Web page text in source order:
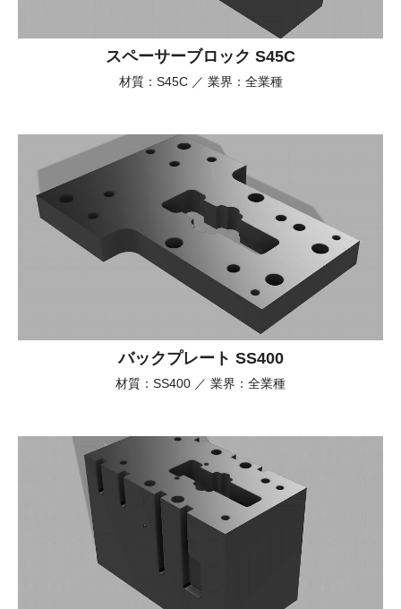
スペーサーブロック S45C
材質：S45C ／ 業界：全業種
バックプレート SS400
材質：SS400 ／ 業界：全業種